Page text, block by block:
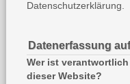
Datenschutzerklärung.
Datenerfassung
Wer ist
dieser Website?